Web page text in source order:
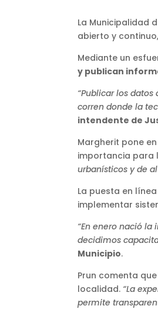
La Municipalidad
abierto y
Mediante un
y publican
“Publicar los
corren donde la
intendente de
Margherit pone
importancia para
urbanísticos y de
La puesta en
implementar
“En enero nació
decidimos
Municipio.
Prun comenta
localidad. “La
permite